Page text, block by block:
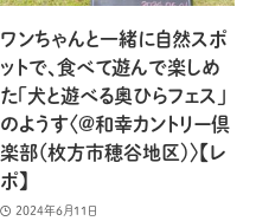
ワンちゃんと一緒に自然スポ
ットで、食べて遊んで楽しめ
た「犬と遊べる奥ひらフェス」
のようす〈@和幸カントリー倶
楽部（枚方市穂谷地区）〉【レ
ポ】
2024年6月11日